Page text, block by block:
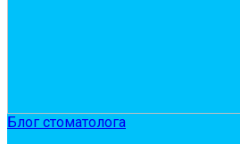
Блог стоматолога